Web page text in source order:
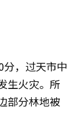
，过天市中
生火灾。所
部分林地被